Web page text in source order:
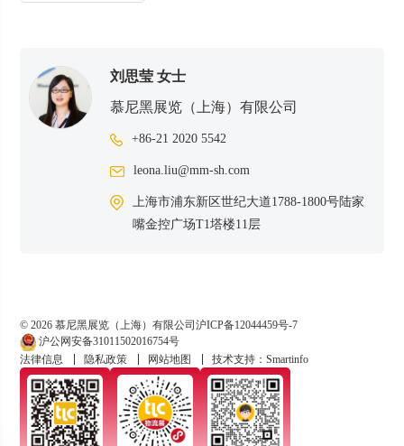
刘思莹 女士
慕尼黑展览（上海）有限公司
+86-21 2020 5542
leona.liu@mm-sh.com
上海市浦东新区世纪大道1788-1800号陆家
嘴金控广场T1塔楼11层
© 2026 慕尼黑展览（上海）有限公司沪ICP备12044459号-7
沪公网安备31011502016754号
法律信息
隐私政策 网站地图 技术支持：Smartinfo